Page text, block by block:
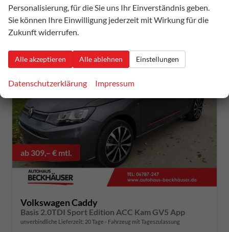
ab 309,– € mtl.
Volkswagen Caddy
Basis 2.0TDI Sport Edition ACC Kam GV5 App
unverbindliche Lieferzeit: 20 Tage Fahrzeug mit Tageszulassung
Personalisierung, für die Sie uns Ihr Einverständnis geben.
Sie können Ihre Einwilligung jederzeit mit Wirkung für die
Zukunft widerrufen.
Alle akzeptieren Alle ablehnen Einstellungen
Datenschutzerklärung Impressum